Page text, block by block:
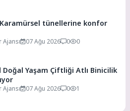
tünellerine konfor
Ajansı 07 Ağu 2026 0 0
Doğal Yaşam Çiftliği Atlı Binicilik
Ajansı 07 Ağu 2026 0 1